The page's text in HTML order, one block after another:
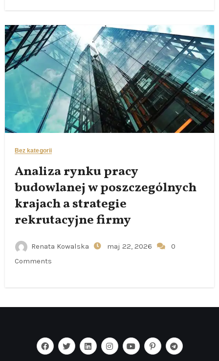
Bez kategorii
Analiza rynku pracy
budowlanej w poszczególnych
krajach a strategie
rekrutacyjne firmy
Renata Kowalska maj 22, 2026
0
Comments